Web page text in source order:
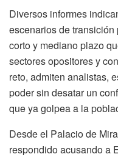
Diversos informes
escenarios de
corto y mediano plazo
sectores opositores y
reto, admiten analistas,
poder sin desatar un
que ya golpea a la
Desde el Palacio de
respondido acusando a